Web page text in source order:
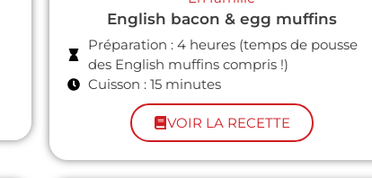
English bacon & egg muffins
Préparation : 4 heures (temps de pousse
des English muffins compris !)
Cuisson : 15 minutes
VOIR LA RECETTE